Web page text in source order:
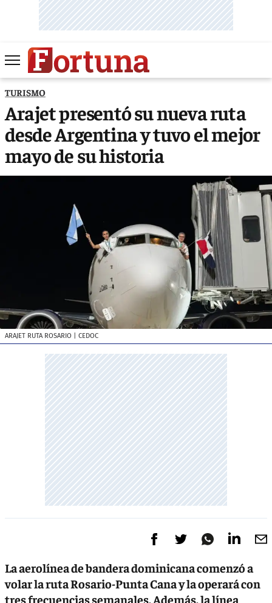
TURISMO
Arajet presentó su nueva ruta
desde Argentina y tuvo el mejor
mayo de su historia
ARAJET RUTA ROSARIO | CEDOC
La aerolínea de bandera dominicana comenzó a
volar la ruta Rosario-Punta Cana y la operará con
tres frecuencias semanales. Además, la línea